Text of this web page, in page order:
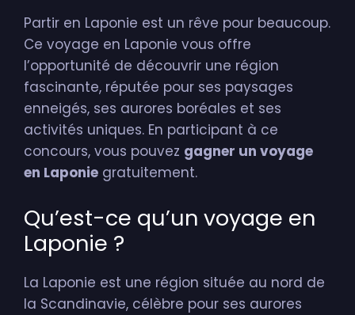
Partir en Laponie est un rêve pour beaucoup.
Ce voyage en Laponie vous offre
l’opportunité de découvrir une région
fascinante, réputée pour ses paysages
enneigés, ses aurores boréales et ses
activités uniques. En participant à ce
concours, vous pouvez gagner un voyage
en Laponie gratuitement.
Qu’est-ce qu’un voyage en
Laponie ?
La Laponie est une région située au nord de
la Scandinavie, célèbre pour ses aurores